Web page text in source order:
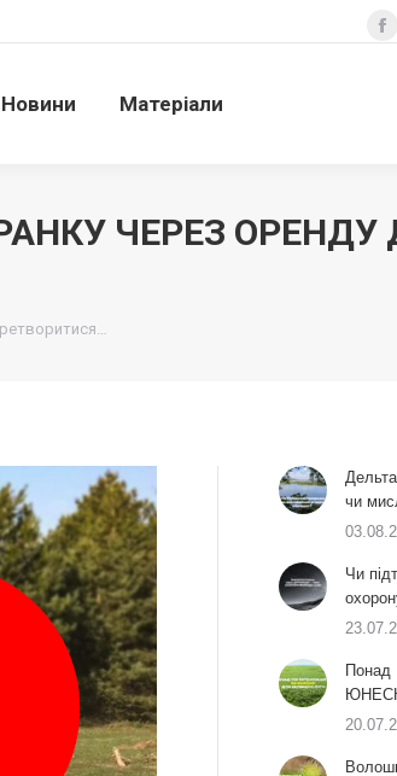
Новини Матеріали
ЧЕРЕЗ ОРЕНДУ
чи
Чи
Понад
Матеріали